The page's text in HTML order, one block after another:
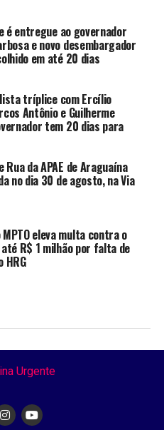
entregue ao governador
e novo desembargador
em até 20 dias
tríplice com Ercílio
Antônio e Guilherme
tem 20 dias para
Rua da APAE de Araguaína
no dia 30 de agosto, na Via
MPTO eleva multa contra o
R$ 1 milhão por falta de
HRG